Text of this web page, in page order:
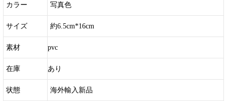
カラー 写真色
サイズ 約6.5cm*16cm
素材 pvc
在庫 あり
状態 海外輸入新品